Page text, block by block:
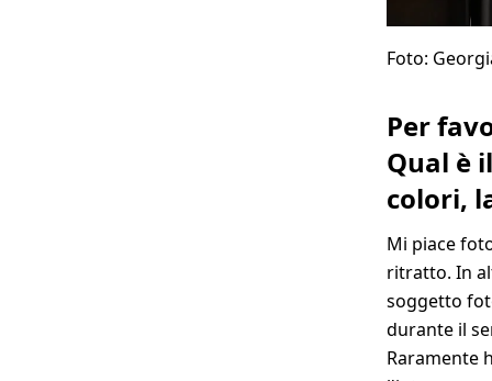
Foto:
Per
Qual è
colori,
Mi piace
ritratto. In
soggetto
durante il
Raramente